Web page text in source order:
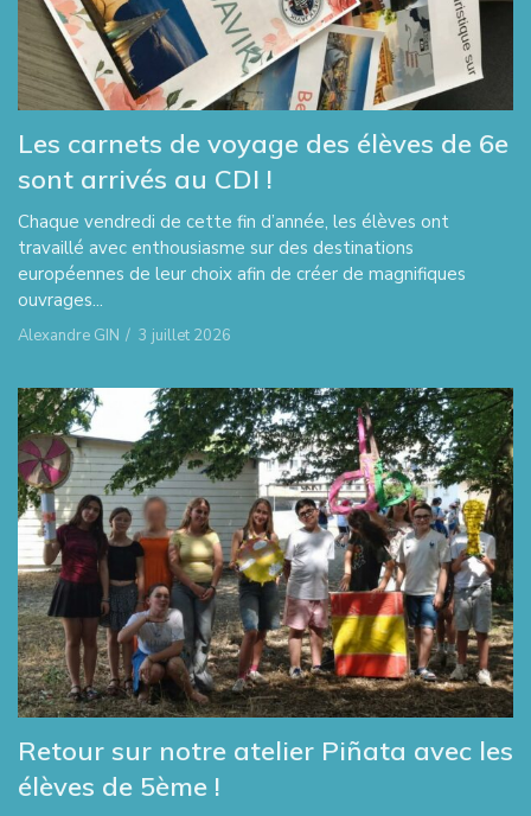
Les carnets de voyage des élèves de 6e
sont arrivés au CDI !
Chaque vendredi de cette fin d’année, les élèves ont
travaillé avec enthousiasme sur des destinations
européennes de leur choix afin de créer de magnifiques
ouvrages...
Alexandre GIN / 3 juillet 2026
Retour sur notre atelier Piñata avec les
élèves de 5ème !